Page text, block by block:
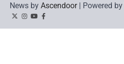
News by Ascendoor| Powered by
TwitterInstagram
YouTubeFacebook